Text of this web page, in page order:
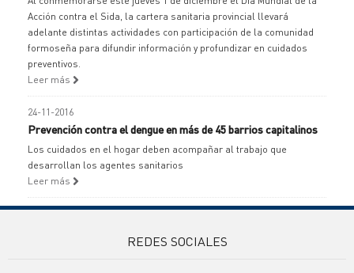
Acción contra el Sida, la cartera sanitaria provincial llevará
adelante distintas actividades con participación de la comunidad
formoseña para difundir información y profundizar en cuidados
preventivos.
Leer más
24-11-2016
Prevención contra el dengue en más de 45 barrios capitalinos
Los cuidados en el hogar deben acompañar al trabajo que
desarrollan los agentes sanitarios
Leer más
REDES SOCIALES